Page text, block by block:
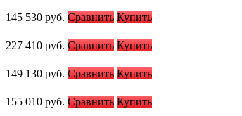
145 530 руб. Сравнить Купить
227 410 руб. Сравнить Купить
149 130 руб. Сравнить Купить
155 010 руб. Сравнить Купить